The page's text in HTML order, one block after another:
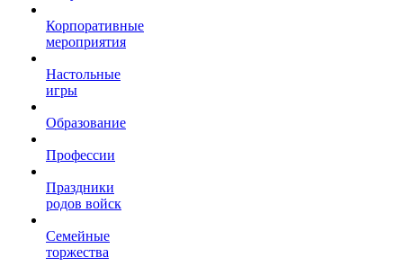
Корпоративные
мероприятия
Настольные
игры
Образование
Профессии
Праздники
родов войск
Семейные
торжества